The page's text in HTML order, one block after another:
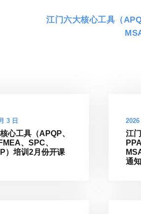
江门六大核心工具（
3 日
心工具（APQP、
、SPC、
）培训2月份开课
2026
江
通知